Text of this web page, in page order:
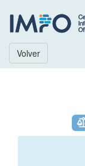
Volver